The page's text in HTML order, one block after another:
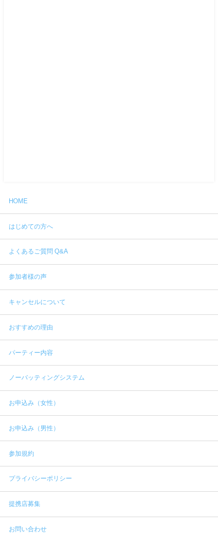
HOME
はじめての方へ
よくあるご質問 Q&A
参加者様の声
キャンセルについて
おすすめの理由
パーティー内容
ノーバッティングシステム
お申込み（女性）
お申込み（男性）
参加規約
プライバシーポリシー
提携店募集
お問い合わせ